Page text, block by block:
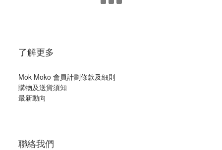
了解更多
Mok Moko 會員計劃條款及細則
購物及送貨須知
最新動向
聯絡我們